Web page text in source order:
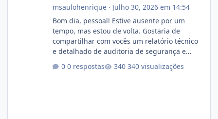
msaulohenrique· Julho 30, 2026 em 14:54
Bom dia, pessoal! Estive ausente por um
tempo, mas estou de volta. Gostaria de
compartilhar com vocês um relatório técnico
e detalhado de auditoria de segurança e
conformidade referente ao VOXPANEL (versão
atualmente em circulação e comercialização
0 respostas 340 visualizações